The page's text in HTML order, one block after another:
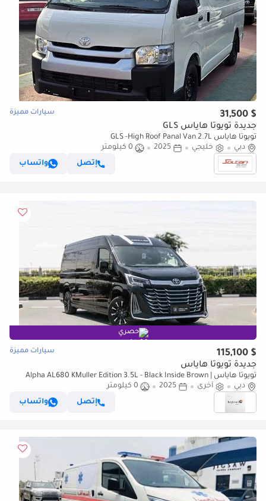
$ 31,500 سيارات مميزة
جديدة تويوتا هاياس GLS
تويوتا هاياس GLS -High Roof Panal Van 2.7L
دبي
خليجي 2025
0 كيلومتر
إتصل
واتساب
حصري
$ 115,100 سيارات مميزة
جديدة تويوتا هاياس
تويوتا هاياس Alpha AL680 KMuller Edition 3.5L - Black Inside Brown |
Export Only
دبي أخرى 2025
0 كيلومتر
إتصل
واتساب